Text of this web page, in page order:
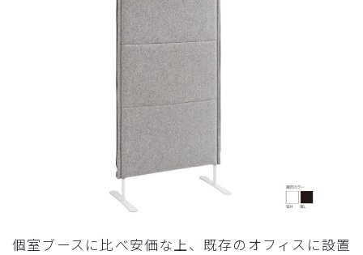
個室ブースに比べ安価な上、既存のオフィスに設置